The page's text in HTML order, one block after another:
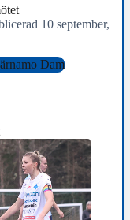
10 september,
Dam